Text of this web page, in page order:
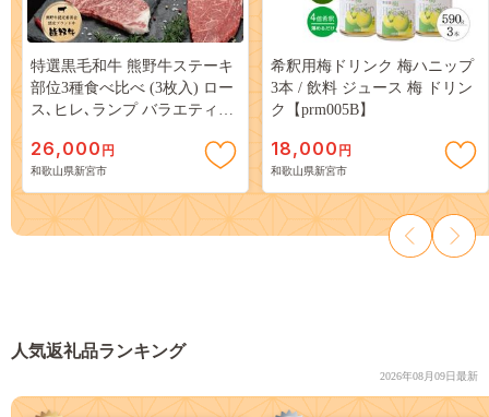
特選黒毛和牛 熊野牛ステーキ
部位3種食べ比べ (3枚入) ロー
ス､ヒレ､ランプ バラエティセ
26,000 円
和歌山県新宮市
希釈用梅ドリンク 梅ハニップ
3本 / 飲料 ジュース 梅 ドリン
ク【prm005B】
18,000 円
和歌山県新宮市
人気返礼品ランキング
2026年08月09日最新